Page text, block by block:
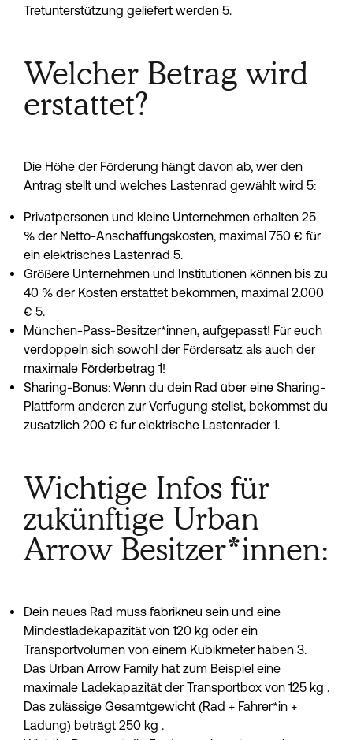
Tretunterstützung geliefert werden 5.
Welcher Betrag wird
erstattet?
Die Höhe der Förderung hängt davon ab, wer den
Antrag stellt und welches Lastenrad gewählt wird 5:
Privatpersonen und kleine Unternehmen erhalten 25
% der Netto-Anschaffungskosten, maximal 750 € für
ein elektrisches Lastenrad 5.
Größere Unternehmen und Institutionen können bis zu
40 % der Kosten erstattet bekommen, maximal 2.000
€ 5.
München-Pass-Besitzer*innen, aufgepasst! Für euch
verdoppeln sich sowohl der Fördersatz als auch der
maximale Förderbetrag 1!
Sharing-Bonus: Wenn du dein Rad über eine Sharing-
Plattform anderen zur Verfügung stellst, bekommst du
zusätzlich 200 € für elektrische Lastenräder 1.
Wichtige Infos für
zukünftige Urban
Arrow Besitzer*innen:
Dein neues Rad muss fabrikneu sein und eine
Mindestladekapazität von 120 kg oder ein
Transportvolumen von einem Kubikmeter haben 3.
Das Urban Arrow Family hat zum Beispiel eine
maximale Ladekapazität der Transportbox von 125 kg .
Das zulässige Gesamtgewicht (Rad + Fahrer*in +
Ladung) beträgt 250 kg .